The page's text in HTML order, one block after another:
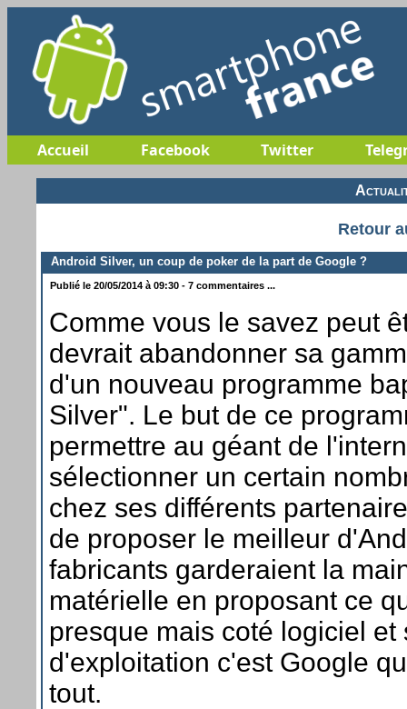
Accueil Facebook Twitter
Retour
Android Silver, un coup de poker de la part de Google ?
Publié le 20/05/2014 à 09:30 - 7 commentaires ...
Comme vous le savez peut
devrait abandonner sa
d'un nouveau programme
Silver". Le but de ce
permettre au géant de
sélectionner un certain
chez ses différents
de proposer le meilleur
fabricants garderaient la
matérielle en proposant ce
presque mais coté logiciel et
d'exploitation c'est Google
tout.